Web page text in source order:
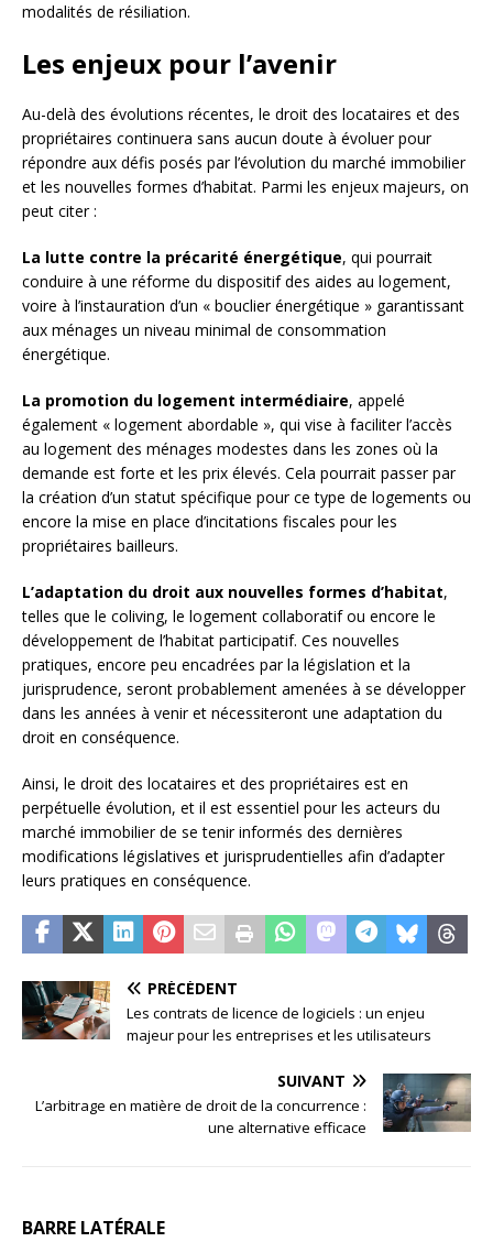
modalités de résiliation.
Les enjeux pour l’avenir
Au-delà des évolutions récentes, le droit des locataires et des
propriétaires continuera sans aucun doute à évoluer pour
répondre aux défis posés par l’évolution du marché immobilier
et les nouvelles formes d’habitat. Parmi les enjeux majeurs, on
peut citer :
La lutte contre la précarité énergétique, qui pourrait
conduire à une réforme du dispositif des aides au logement,
voire à l’instauration d’un « bouclier énergétique » garantissant
aux ménages un niveau minimal de consommation
énergétique.
La promotion du logement intermédiaire, appelé
également « logement abordable », qui vise à faciliter l’accès
au logement des ménages modestes dans les zones où la
demande est forte et les prix élevés. Cela pourrait passer par
la création d’un statut spécifique pour ce type de logements ou
encore la mise en place d’incitations fiscales pour les
propriétaires bailleurs.
L’adaptation du droit aux nouvelles formes d’habitat,
telles que le coliving, le logement collaboratif ou encore le
développement de l’habitat participatif. Ces nouvelles
pratiques, encore peu encadrées par la législation et la
jurisprudence, seront probablement amenées à se développer
dans les années à venir et nécessiteront une adaptation du
droit en conséquence.
Ainsi, le droit des locataires et des propriétaires est en
perpétuelle évolution, et il est essentiel pour les acteurs du
marché immobilier de se tenir informés des dernières
modifications législatives et jurisprudentielles afin d’adapter
leurs pratiques en conséquence.
PRÉCÉDENT
Les contrats de licence de logiciels : un enjeu
majeur pour les entreprises et les utilisateurs
SUIVANT
L’arbitrage en matière de droit de la concurrence :
une alternative efficace
BARRE LATÉRALE